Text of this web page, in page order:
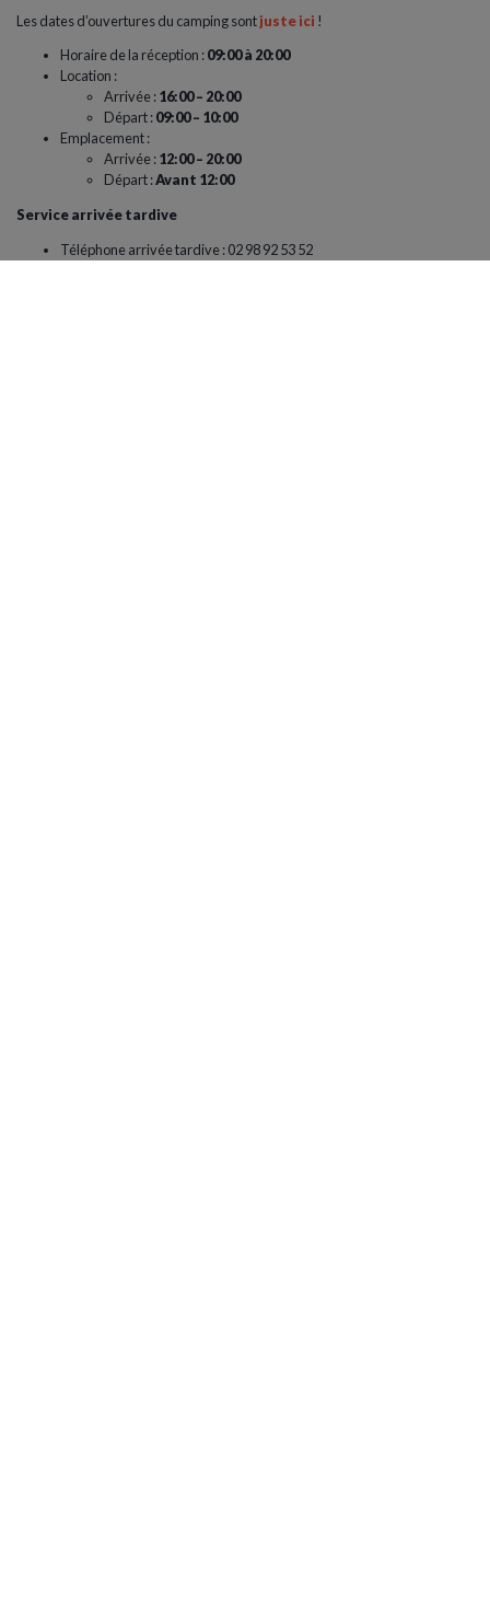
Les dates d’ouvertures du camping sontjuste ici !
Horaire de la réception :09:00 à 20:00
Location :
Arrivée :16:00 – 20:00
Départ :09:00 – 10:00
Emplacement :
Arrivée :12:00 – 20:00
Départ :Avant 12:00
Service arrivée tardive
Téléphone arrivée tardive : 02 98 92 53 52